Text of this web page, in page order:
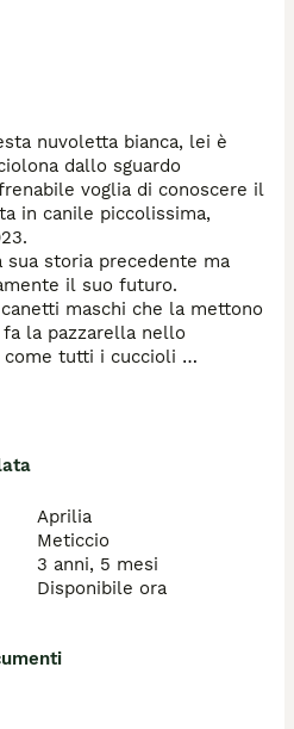
nuvoletta bianca, lei è
dallo sguardo
voglia di conoscere il
in canile piccolissima,
storia precedente ma
il suo futuro.
maschi che la mettono
la pazzarella nello
come tutti i cuccioli
con preaffido e
rispondiamo perchè
un messaggio wp e
4833716 Antonietta
Aprilia
Meticcio
3 anni, 5 mesi
Disponibile ora